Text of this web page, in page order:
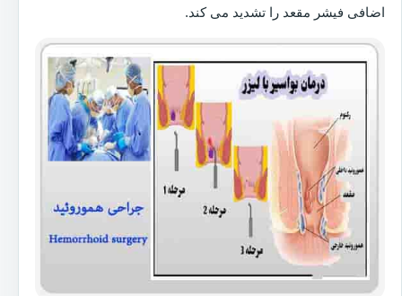
اضافی فیشر مقعد را تشدید می کند.